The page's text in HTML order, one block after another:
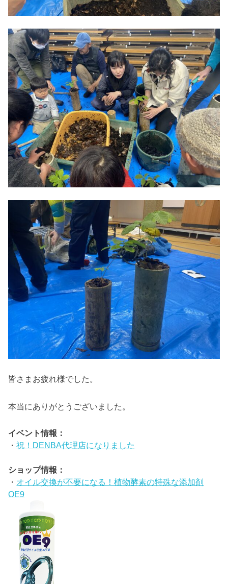
皆さまお疲れ様でした。
本当にありがとうございました。
イベント情報：
・祝！DENBA代理店になりました
ショップ情報：
・ オイル交換が不要になる！植物酵素の特殊な添加剤
OE9